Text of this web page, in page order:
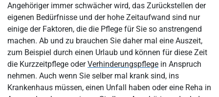
Angehöriger immer schwächer wird, das Zurückstellen der
eigenen Bedürfnisse und der hohe Zeitaufwand sind nur
einige der Faktoren, die die Pflege für Sie so anstrengend
machen. Ab und zu brauchen Sie daher mal eine Auszeit,
zum Beispiel durch einen Urlaub und können für diese Zeit
die Kurzzeitpflege oderVerhinderungspflege in Anspruch
nehmen. Auch wenn Sie selber mal krank sind, ins
Krankenhaus müssen, einen Unfall haben oder eine Reha in